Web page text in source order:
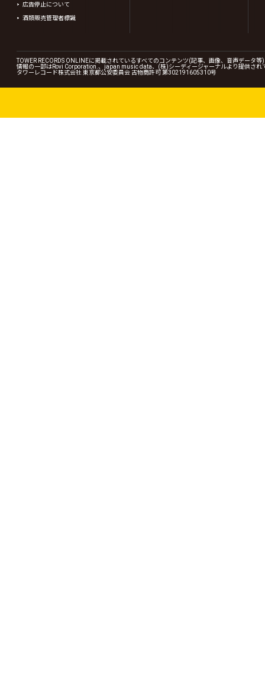
広告停止について
酒類販売管理者標識
TOWER RECORDS ONLINEに掲載されているすべてのコンテンツ(記事、画像、音声データ
情報の一部はRovi Corporation.、japan music data、(株)シーディージャーナルより提供され
タワーレコード株式会社 東京都公安委員会 古物商許可 第302191605310号